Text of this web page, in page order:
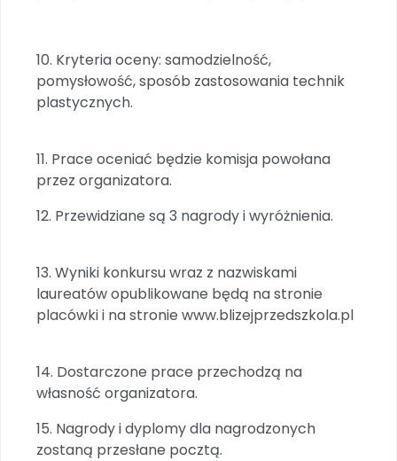
10. Kryteria oceny: samodzielność,
pomysłowość, sposób zastosowania technik
plastycznych.
11. Prace oceniać będzie komisja powołana
przez organizatora.
12. Przewidziane są 3 nagrody i wyróżnienia.
13. Wyniki konkursu wraz z nazwiskami
laureatów opublikowane będą na stronie
placówki i na stronie www.blizejprzedszkola.pl
14. Dostarczone prace przechodzą na
własność organizatora.
15. Nagrody i dyplomy dla nagrodzonych
zostaną przesłane pocztą.